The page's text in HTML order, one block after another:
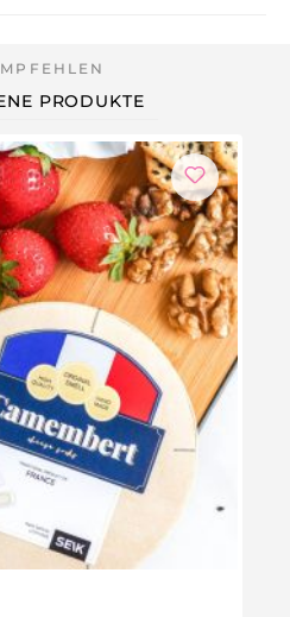
PRODUKTE